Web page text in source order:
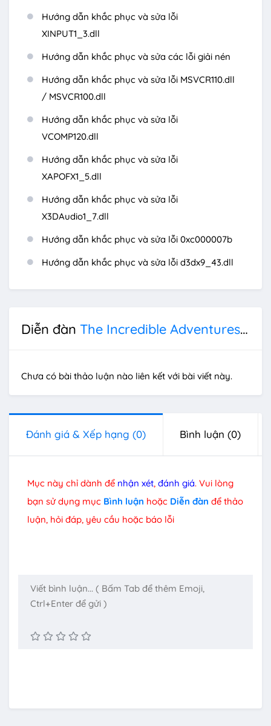
Hướng dẫn khắc phục và sửa lỗi
XINPUT1_3.dll
Hướng dẫn khắc phục và sửa các lỗi giải nén
Hướng dẫn khắc phục và sửa lỗi MSVCR110.dll
/ MSVCR100.dll
Hướng dẫn khắc phục và sửa lỗi
VCOMP120.dll
Hướng dẫn khắc phục và sửa lỗi
XAPOFX1_5.dll
Hướng dẫn khắc phục và sửa lỗi
X3DAudio1_7.dll
Hướng dẫn khắc phục và sửa lỗi 0xc000007b
Hướng dẫn khắc phục và sửa lỗi d3dx9_43.dll
Diễn đàn The Incredible Adventures of Van Helsing 3
Chưa có bài thảo luận nào liên kết với bài viết này.
Đánh giá & Xếp hạng (0) Bình luận (0)
Mục này chỉ dành để nhận xét, đánh giá. Vui lòng
bạn sử dụng mục Bình luận hoặc Diễn đàn để thảo
luận, hỏi đáp, yêu cầu hoặc báo lỗi